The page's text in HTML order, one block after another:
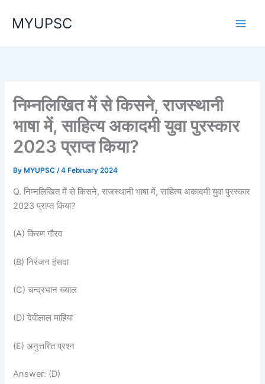
MYUPSC
निम्नलिखित में से किसने, राजस्थानी
भाषा में, साहित्य अकादमी युवा पुरस्कार
2023 प्राप्त किया?
By MYUPSC/4 February 2024
Q. निम्नलिखित में से किसने, राजस्थानी भाषा में, साहित्य अकादमी युवा पुरस्कार
2023 प्राप्त किया?
(A) किरण गौरव
(B) निरंजन हंसदा
(C) चन्द्रभान ख्याल
(D) देवीलाल माहिया
(E) अनुत्तरित प्रश्न
Answer: (D)